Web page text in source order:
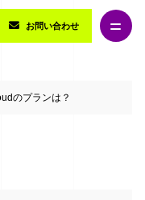
お問い合わせ
のプランは？